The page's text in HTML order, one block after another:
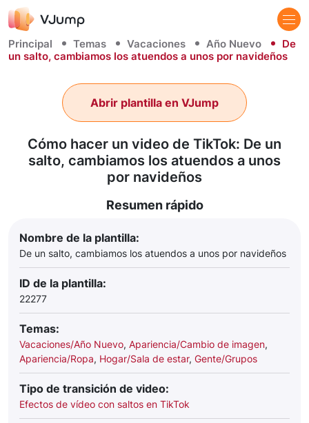
Principal Temas Vacaciones Año Nuevo
De
un salto, cambiamos los atuendos a unos por navideños
Cómo hacer un video de TikTok: De un
salto, cambiamos los atuendos a unos
por navideños
Abrir plantilla en VJump
Resumen rápido
Nombre de la plantilla:
De un salto, cambiamos los atuendos a unos por navideños
ID de la plantilla:
22277
Temas:
Vacaciones/Año Nuevo, Apariencia/Cambio de imagen,
Apariencia/Ropa, Hogar/Sala de estar, Gente/Grupos
Tipo de transición de video:
Efectos de vídeo con saltos en TikTok